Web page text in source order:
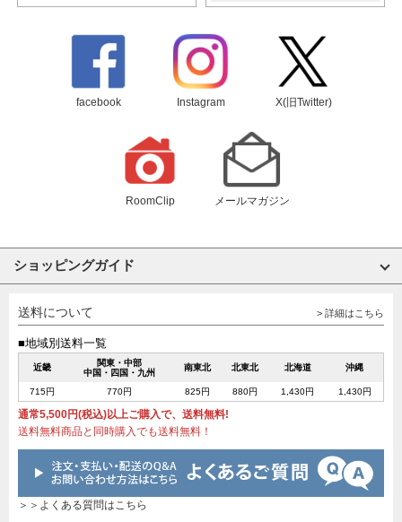
facebook Instagram X(旧Twitter)
RoomClip メールマガジン
ショッピングガイド
送料について > 詳細はこちら
■地域別送料一覧
近畿
関東・中部
中国・四国・九州
南東北 北東北 北海道 沖縄
715円 770円 825円 880円 1,430円 1,430円
通常5,500円(税込)以上ご購入で、送料無料!
送料無料商品と同時購入でも送料無料！
＞＞よくある質問はこちら